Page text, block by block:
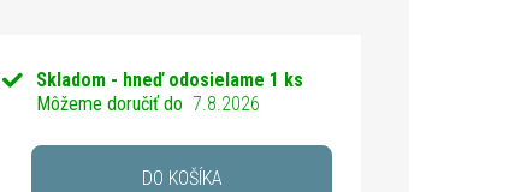
Skladom - hneď odosielame 1 ks
Môžeme doručiť do 7.8.2026
DO KOŠÍKA